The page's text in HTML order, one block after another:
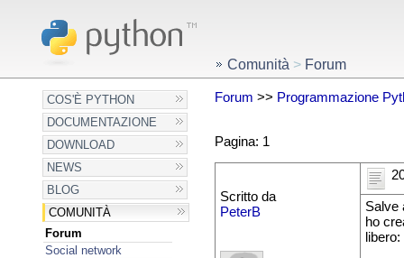
COS'È PYTHON
DOCUMENTAZIONE
DOWNLOAD
NEWS
BLOG
COMUNITÀ
Forum
Social network
Comunità > Forum
Forum >> Programmazione
Pagina: 1
Scritto da
PeterB
Salve
ho
libero: